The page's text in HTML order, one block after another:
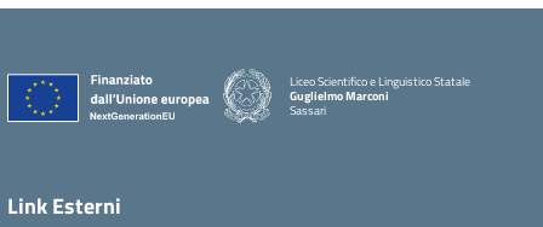
Liceo Scientifico e Linguistico Statale
Guglielmo Marconi
Sassari
Link Esterni